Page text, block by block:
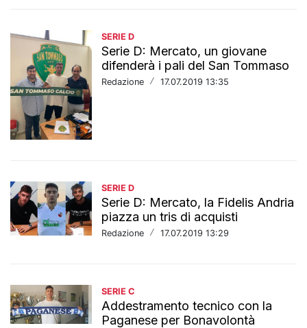
SERIE D
Serie D: Mercato, un giovane
difenderà i pali del San Tommaso
Redazione / 17.07.2019 13:35
SERIE D
Serie D: Mercato, la Fidelis Andria
piazza un tris di acquisti
Redazione / 17.07.2019 13:29
SERIE C
Addestramento tecnico con la
Paganese per Bonavolontà